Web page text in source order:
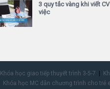
3 quy tắc vàng khi viết
việc
Khóa học giao tiếp thuyết trình 3-5-7
Khóa học MC dẫn chương trình cho trẻ